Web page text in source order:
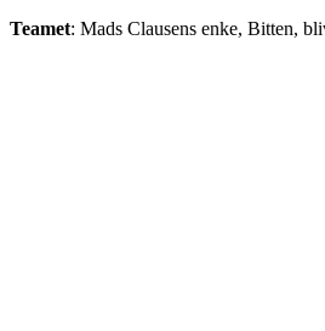
Teamet: Mads Clausens enke, Bitten,